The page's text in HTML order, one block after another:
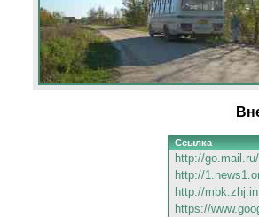
Ссылка
http://
http://
http://
https://